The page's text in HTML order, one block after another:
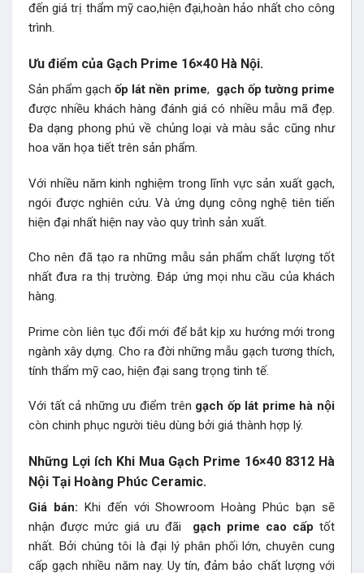
đến giá trị thẩm mỹ cao,hiện đại,hoàn hảo nhất cho công
trình.
Ưu điểm của Gạch Prime 16×40 Hà Nội.
Sản phẩm gạchốp lát nền prime, gạch ốp tường prime
được nhiều khách hàng đánh giá có nhiều mẫu mã đẹp.
Đa dạng phong phú về chủng loại và màu sắc cũng như
hoa văn họa tiết trên sản phẩm.
Với nhiều năm kinh nghiệm trong lĩnh vực sản xuất gạch,
ngói được nghiên cứu. Và ứng dụng công nghệ tiên tiến
hiện đại nhất hiện nay vào quy trình sản xuất.
Cho nên đã tạo ra những mẫu sản phẩm chất lượng tốt
nhất đưa ra thị trường. Đáp ứng mọi nhu cầu của khách
hàng.
Prime còn liên tục đổi mới để bắt kịp xu hướng mới trong
ngành xây dựng. Cho ra đời những mẫu gạch tương thích,
tính thẩm mỹ cao, hiện đại sang trọng tinh tế.
Với tất cả những ưu điểm trên gạch ốp lát prime hà nội
còn chinh phục người tiêu dùng bởi giá thành hợp lý.
Những Lợi ích Khi Mua Gạch Prime 16×40 8312 Hà
Nội Tại Hoàng Phúc Ceramic.
Giá bán: Khi đến với Showroom Hoàng Phúc bạn sẽ
nhận được mức giá ưu đãi gạch prime cao cấp tốt
nhất. Bởi chúng tôi là đại lý phân phối lớn, chuyên cung
cấp gạch nhiều năm nay. Uy tín, đảm bảo chất lượng với